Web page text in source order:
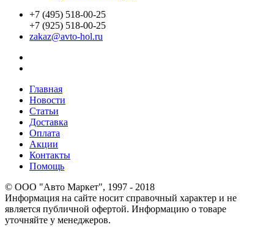
+7 (495) 518-00-25
+7 (925) 518-00-25
zakaz@avto-hol.ru
Главная
Новости
Статьи
Доставка
Оплата
Акции
Контакты
Помощь
© OOO "Авто Маркет", 1997 - 2018
Информация на сайте носит справочный характер и не
является публичной офертой. Информацию о товаре
уточняйте у менеджеров.